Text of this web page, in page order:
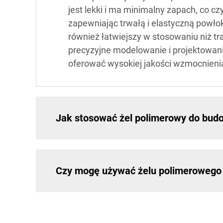
jest lekki i ma minimalny zapach, co
zapewniając trwałą i elastyczną
również łatwiejszy w stosowaniu niż
precyzyjne modelowanie i
oferować wysokiej jakości
Jak stosować żel polimerowy do
Czy mogę używać żelu